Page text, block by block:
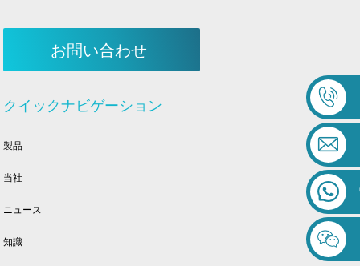
お問い合わせ
クイックナビゲーション
製品
当社
ニュース
知識